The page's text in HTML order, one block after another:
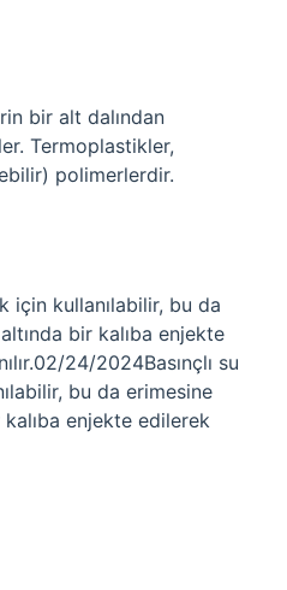
bir alt dalından
Termoplastikler,
polimerlerdir.
için kullanılabilir, bu da
bir kalıba enjekte
24/2024Basınçlı su
bu da erimesine
kalıba enjekte edilerek